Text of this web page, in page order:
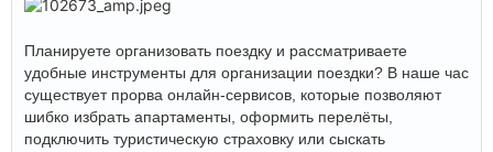
Планируете организовать поездку и рассматриваете
удобные инструменты для организации поездки? В наше час
существует прорва онлайн-сервисов, которые позволяют
шибко избрать апартаменты, оформить перелёты,
подключить туристическую страховку или сыскать